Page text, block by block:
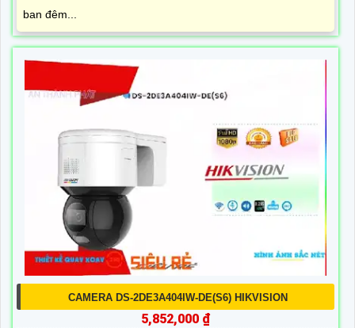
ban đêm...
CAMERA DS-2DE3A404IW-DE(S6) HIKVISION
5,852,000 ₫